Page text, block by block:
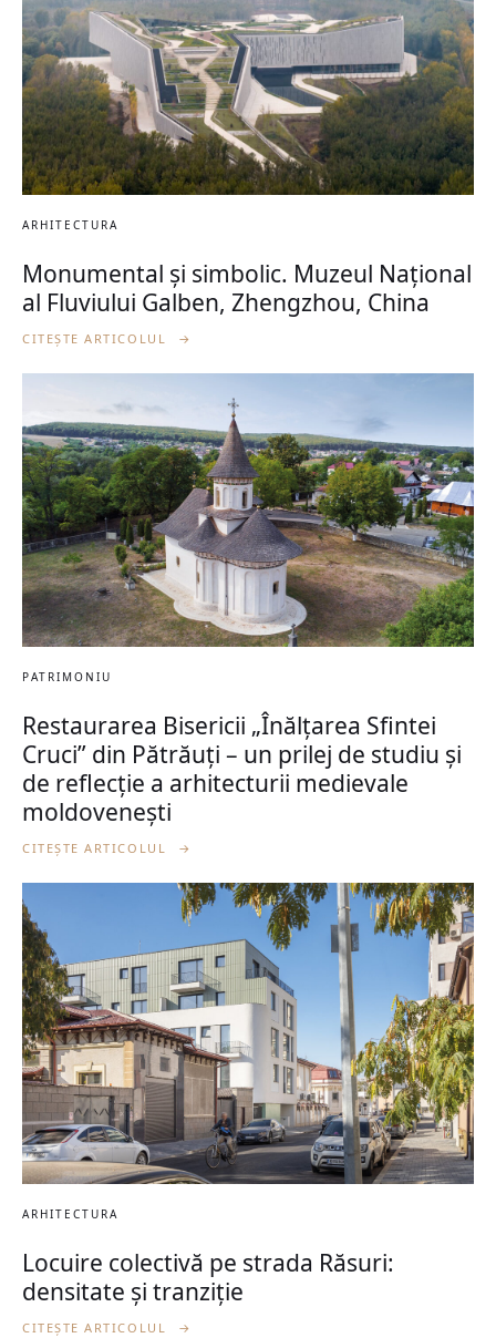
ARHITECTURA
Monumental și simbolic. Muzeul Național
al Fluviului Galben, Zhengzhou, China
CITEȘTE ARTICOLUL →
PATRIMONIU
Restaurarea Bisericii „Înălțarea Sfintei
Cruci” din Pătrăuți – un prilej de studiu și
de reflecție a arhitecturii medievale
moldovenești
CITEȘTE ARTICOLUL →
ARHITECTURA
Locuire colectivă pe strada Răsuri:
densitate și tranziție
CITEȘTE ARTICOLUL →